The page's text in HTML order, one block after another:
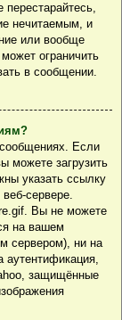
нечитаемым, и
или вообще
ограничить
в сообщении.
Если
можете загрузить
указать ссылку
сервере.
Вы не можете
на вашем
сервером), ни на
защищённые